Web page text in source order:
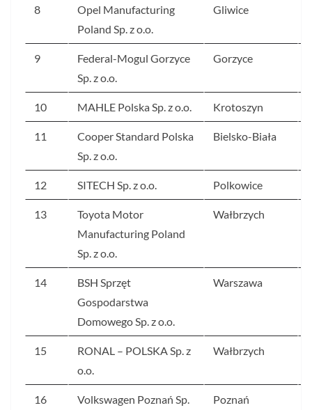
8
Opel Manufacturing
Poland Sp. z o.o.
Gliwice
9
Federal-Mogul Gorzyce
Sp. z o.o.
Gorzyce
10 MAHLE Polska Sp. z o.o. Krotoszyn
11
Cooper Standard Polska
Sp. z o.o.
Bielsko-Biała
12 SITECH Sp. z o.o. Polkowice
13
Toyota Motor
Manufacturing Poland
Sp. z o.o.
Wałbrzych
14
BSH Sprzęt
Gospodarstwa
Domowego Sp. z o.o.
Warszawa
15
RONAL – POLSKA Sp. z
o.o.
Wałbrzych
16
Volkswagen Poznań Sp.
Poznań